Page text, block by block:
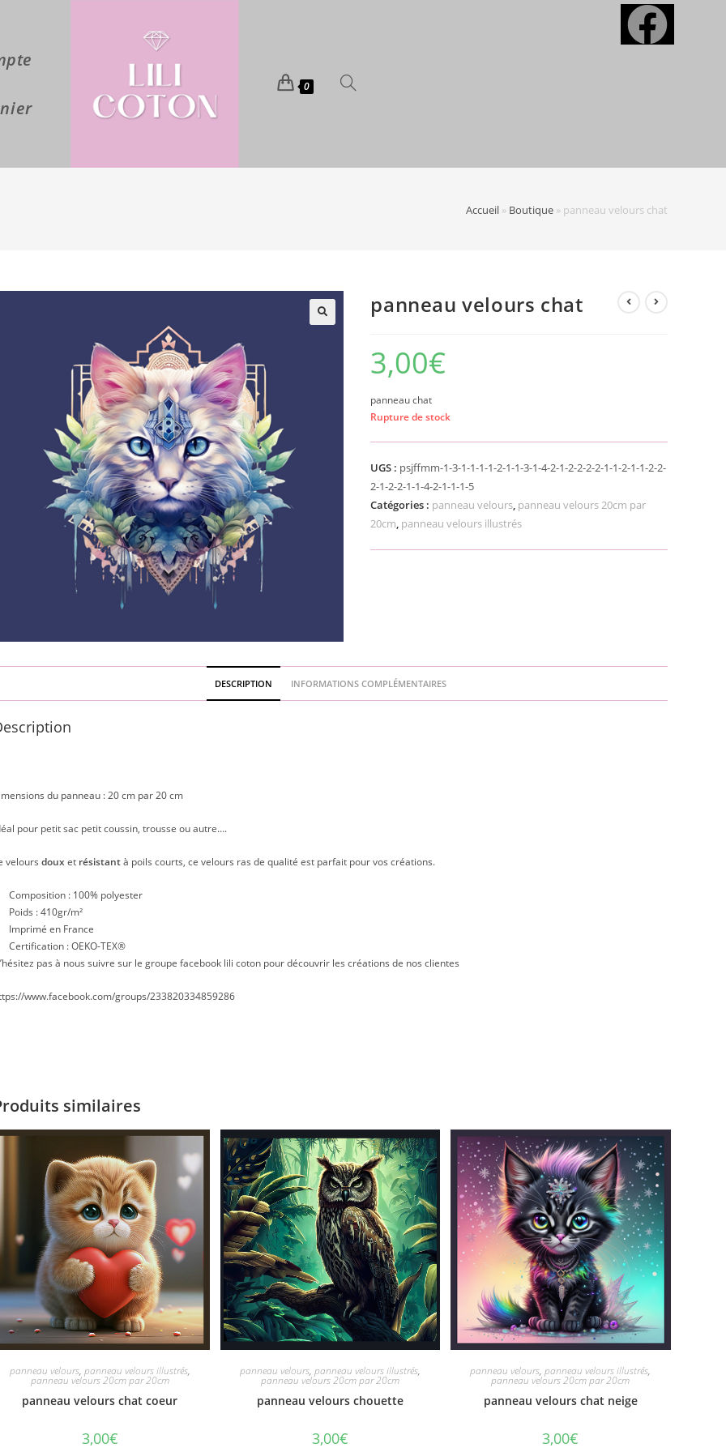
0
Accueil » Boutique » panneau velours chat
panneau velours chat
3,00€
panneau chat
Rupture de stock
UGS : psjffmm-1-3-1-1-1-1-2-1-1-3-1-4-2-1-2-2-2-2-1-1-2-1-1-2-2-
2-1-2-2-1-1-4-2-1-1-1-5
Catégories : panneau velours, panneau velours 20cm par
20cm, panneau velours illustrés
DESCRIPTION INFORMATIONS COMPLÉMENTAIRES
du panneau : 20 cm par 20 cm
pour petit sac petit coussin, trousse ou autre….
velours douxet résistantà poils courts, ce velours ras de qualité est parfait pour vos créations.
Composition : 100% polyester
Poids : 410gr/m²
Imprimé en France
Certification : OEKO-TEX®
pas à nous suivre sur le groupe facebook lili coton pour découvrir les créations de nos clientes
www.facebook.com/groups/233820334859286
similaires
panneau velours, panneau velours illustrés,
panneau velours 20cm par 20cm
panneau velours chat coeur
3,00€
panneau velours, panneau velours illustrés,
panneau velours 20cm par 20cm
panneau velours chouette
3,00€
panneau velours,panneau velours illustrés,
panneau velours 20cm par 20cm
panneau velours chat neige
3,00€